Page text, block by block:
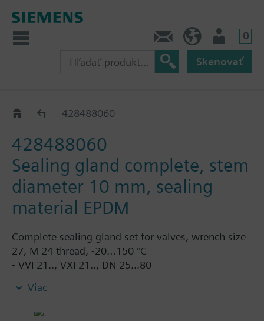
0
Skenovať
Replacement sealing glands for VVF63..
428488060
428488060
Sealing gland complete, stem
diameter 10 mm, sealing
material EPDM
Complete sealing gland set for valves, wrench size
27, M 24 thread, -20…150 °C
- VVF21.., VXF21.., DN 25...80
- VVF40.., VXF40.., DN 15...80
Viac